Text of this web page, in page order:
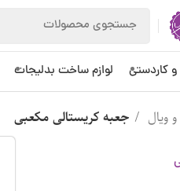
و کاردستی لوازم ساخت بدلیجات
ویال جعبه کریستالی مکعبی